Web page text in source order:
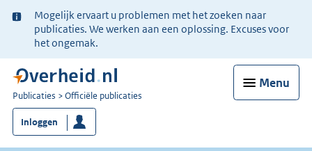
Ter
informatie:
Mogelijk ervaart u problemen met het zoeken naar
publicaties. We werken aan een oplossing. Excuses voor
het ongemak.
Menu
U
bent
nu
hier:
Publicaties Officiële publicaties
Inloggen